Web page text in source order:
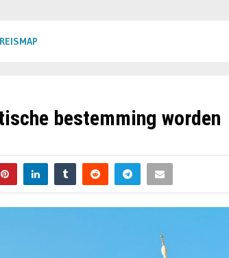
REISMAP
bestemming worden